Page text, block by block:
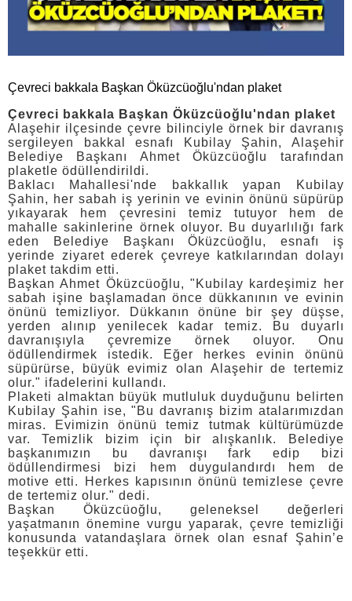
Çevreci bakkala Başkan Öküzcüoğlu'ndan plaket
Çevreci bakkala Başkan Öküzcüoğlu'ndan plaket
Alaşehir ilçesinde çevre bilinciyle örnek bir davranış
sergileyen bakkal esnafı Kubilay Şahin, Alaşehir
Belediye Başkanı Ahmet Öküzcüoğlu tarafından
plaketle ödüllendirildi.
Baklacı Mahallesi'nde bakkallık yapan Kubilay
Şahin, her sabah iş yerinin ve evinin önünü süpürüp
yıkayarak hem çevresini temiz tutuyor hem de
mahalle sakinlerine örnek oluyor. Bu duyarlılığı fark
eden Belediye Başkanı Öküzcüoğlu, esnafı iş
yerinde ziyaret ederek çevreye katkılarından dolayı
plaket takdim etti.
Başkan Ahmet Öküzcüoğlu, "Kubilay kardeşimiz her
sabah işine başlamadan önce dükkanının ve evinin
önünü temizliyor. Dükkanın önüne bir şey düşse,
yerden alınıp yenilecek kadar temiz. Bu duyarlı
davranışıyla çevremize örnek oluyor. Onu
ödüllendirmek istedik. Eğer herkes evinin önünü
süpürürse, büyük evimiz olan Alaşehir de tertemiz
olur." ifadelerini kullandı.
Plaketi almaktan büyük mutluluk duyduğunu belirten
Kubilay Şahin ise, "Bu davranış bizim atalarımızdan
miras. Evimizin önünü temiz tutmak kültürümüzde
var. Temizlik bizim için bir alışkanlık. Belediye
başkanımızın bu davranışı fark edip bizi
ödüllendirmesi bizi hem duygulandırdı hem de
motive etti. Herkes kapısının önünü temizlese çevre
de tertemiz olur." dedi.
Başkan Öküzcüoğlu, geleneksel değerleri
yaşatmanın önemine vurgu yaparak, çevre temizliği
konusunda vatandaşlara örnek olan esnaf Şahin’e
teşekkür etti.